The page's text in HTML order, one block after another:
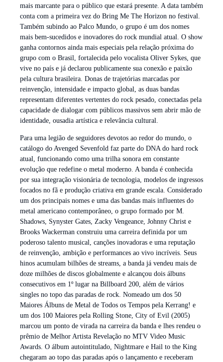
mais marcante para o público que estará presente. A data também
conta com a primeira vez do Bring Me The Horizon no festival.
Também subindo ao Palco Mundo, o grupo é um dos nomes
mais bem-sucedidos e inovadores do rock mundial atual. O show
ganha contornos ainda mais especiais pela relação próxima do
grupo com o Brasil, fortalecida pelo vocalista Oliver Sykes, que
vive no país e já declarou publicamente sua conexão e paixão
pela cultura brasileira. Donas de trajetórias marcadas por
reinvenção, intensidade e impacto global, as duas bandas
representam diferentes vertentes do rock pesado, conectadas pela
capacidade de dialogar com públicos massivos sem abrir mão de
identidade, ousadia artística e relevância cultural.
Para uma legião de seguidores devotos ao redor do mundo, o
catálogo do Avenged Sevenfold faz parte do DNA do hard rock
atual, funcionando como uma trilha sonora em constante
evolução que redefine o metal moderno. A banda é conhecida
por sua integração visionária de tecnologia, modelos de ingressos
focados no fã e produção criativa em grande escala. Considerado
um dos principais nomes e uma das bandas mais influentes do
metal americano contemporâneo, o grupo formado por M.
Shadows, Synyster Gates, Zacky Vengeance, Johnny Christ e
Brooks Wackerman construiu uma carreira definida por um
poderoso talento musical, canções inovadoras e uma reputação
de reinvenção, ambição e performances ao vivo incríveis. Seus
hinos acumulam bilhões de streams, a banda já vendeu mais de
doze milhões de discos globalmente e alcançou dois álbuns
consecutivos em 1º lugar na Billboard 200, além de vários
singles no topo das paradas de rock. Nomeado um dos 50
Maiores Álbuns de Metal de Todos os Tempos pela Kerrang! e
um dos 100 Maiores pela Rolling Stone, City of Evil (2005)
marcou um ponto de virada na carreira da banda e lhes rendeu o
prêmio de Melhor Artista Revelação no MTV Video Music
Awards. O álbum autointitulado, Nightmare e Hail to the King
chegaram ao topo das paradas após o lançamento e receberam